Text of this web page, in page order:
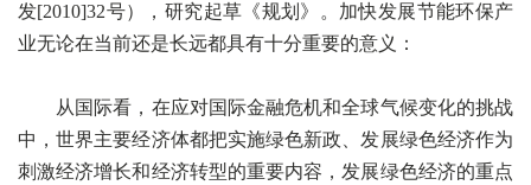
发[2010]32号），研究起草《规划》。加快发展节能环保产
业无论在当前还是长远都具有十分重要的意义：
从国际看，在应对国际金融危机和全球气候变化的挑战
中，世界主要经济体都把实施绿色新政、发展绿色经济作为
刺激经济增长和经济转型的重要内容，发展绿色经济的重点